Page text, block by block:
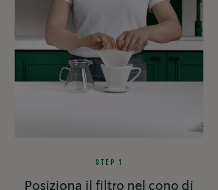
STEP 1
Posiziona il filtro nel cono di